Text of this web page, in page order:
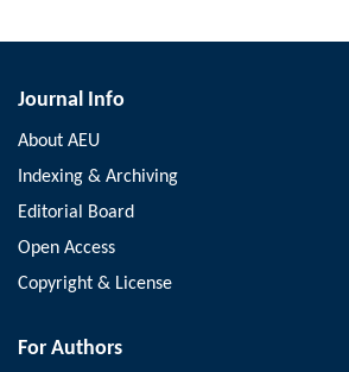
Journal Info
About AEU
Indexing & Archiving
Editorial Board
Open Access
Copyright & License
For Authors